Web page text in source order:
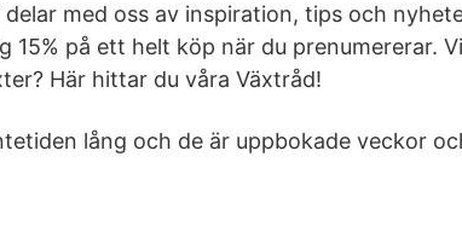
delar med oss av inspiration, tips och
15% på ett helt köp när du prenumererar.
Här hittar du våra Växtråd!
lång och de är uppbokade veckor